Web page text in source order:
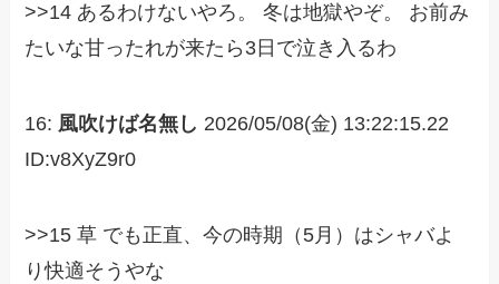
>>14 あるわけないやろ。 冬は地獄やぞ。 お前み
たいな甘ったれが来たら3日で泣き入るわ
16: 風吹けば名無し 2026/05/08(金) 13:22:15.22
ID:v8XyZ9r0
>>15 草 でも正直、今の時期（5月）はシャバよ
り快適そうやな